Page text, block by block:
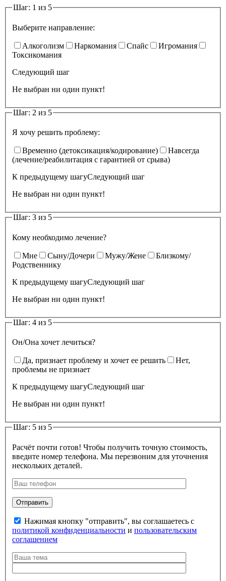
Шаг: 1 из 5
Выберите направление:
Алкоголизм Наркомания Спайс
Игромания
Токсикомания
Следующий шаг
Не выбран ни один пункт!
Шаг: 2 из 5
Я хочу решить проблему:
Временно (детоксикация/кодирование)
Навсегда
(лечение/реабилитация с гарантией от срыва)
К предыдущему шагуСледующий шаг
Не выбран ни один пункт!
Шаг: 3 из 5
Кому необходимо лечение?
Мне Сыну/Дочери Мужу/Жене
Близкому/
Родственнику
К предыдущему шагуСледующий шаг
Не выбран ни один пункт!
Шаг: 4 из 5
Он/Она хочет лечиться?
Да, признает проблему и хочет ее решить
Нет,
проблемы не признает
К предыдущему шагуСледующий шаг
Не выбран ни один пункт!
Шаг: 5 из 5
Расчёт почти готов! Чтобы получить точную стоимость,
введите номер телефона. Мы перезвоним для уточнения
нескольких деталей.
Нажимая кнопку "отправить", вы соглашаетесь с
политикой конфиденциальности и пользовательским
соглашением